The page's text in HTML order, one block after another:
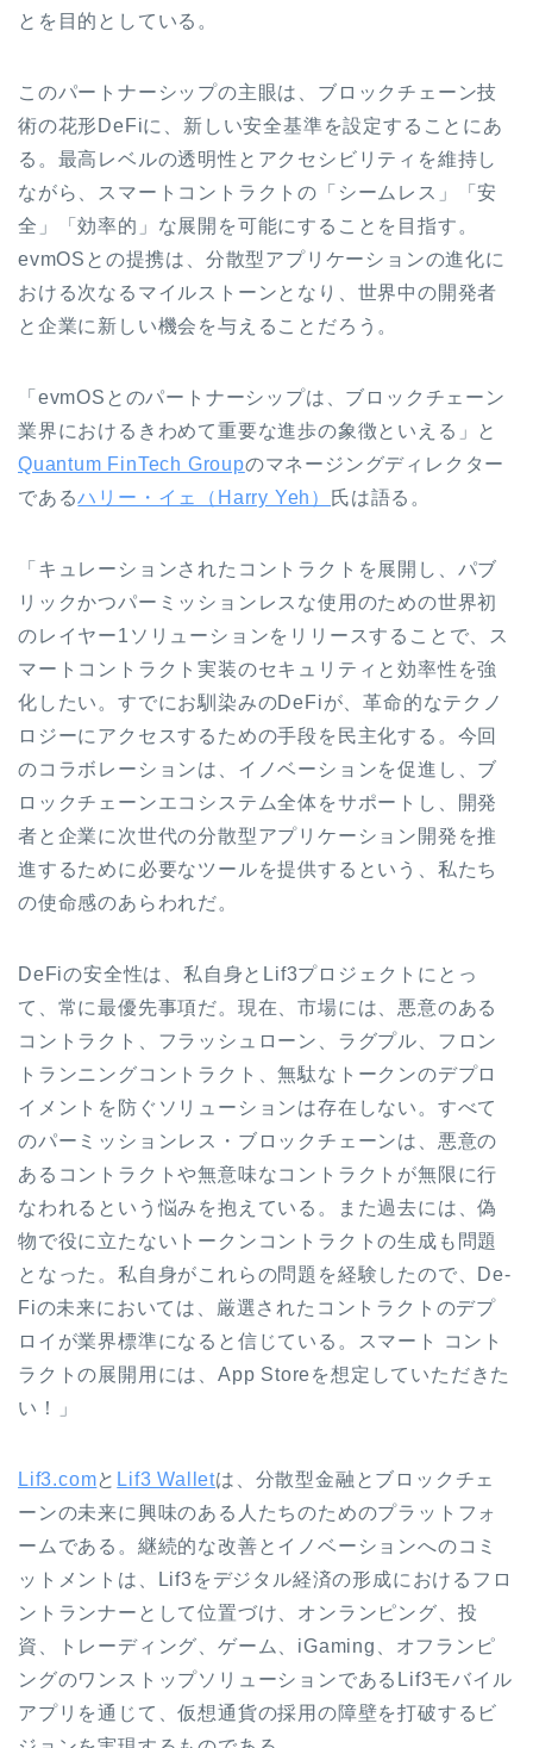
とを目的としている。
このパートナーシップの主眼は、ブロックチェーン技
術の花形DeFiに、新しい安全基準を設定することにあ
る。最高レベルの透明性とアクセシビリティを維持し
ながら、スマートコントラクトの「シームレス」「安
全」「効率的」な展開を可能にすることを目指す。
evmOSとの提携は、分散型アプリケーションの進化に
おける次なるマイルストーンとなり、世界中の開発者
と企業に新しい機会を与えることだろう。
「evmOSとのパートナーシップは、ブロックチェーン
業界におけるきわめて重要な進歩の象徴といえる」と
Quantum FinTech Groupのマネージングディレクター
であるハリー・イェ（Harry Yeh） 氏は語る。
「キュレーションされたコントラクトを展開し、パブ
リックかつパーミッションレスな使用のための世界初
のレイヤー1ソリューションをリリースすることで、ス
マートコントラクト実装のセキュリティと効率性を強
化したい。すでにお馴染みのDeFiが、革命的なテクノ
ロジーにアクセスするための手段を民主化する。今回
のコラボレーションは、イノベーションを促進し、ブ
ロックチェーンエコシステム全体をサポートし、開発
者と企業に次世代の分散型アプリケーション開発を推
進するために必要なツールを提供するという、私たち
の使命感のあらわれだ。
DeFiの安全性は、私自身とLif3プロジェクトにとっ
て、常に最優先事項だ。現在、市場には、悪意のある
コントラクト、フラッシュローン、ラグプル、フロン
トランニングコントラクト、無駄なトークンのデプロ
イメントを防ぐソリューションは存在しない。すべて
のパーミッションレス・ブロックチェーンは、悪意の
あるコントラクトや無意味なコントラクトが無限に行
なわれるという悩みを抱えている。また過去には、偽
物で役に立たないトークンコントラクトの生成も問題
となった。私自身がこれらの問題を経験したので、De-
Fiの未来においては、厳選されたコントラクトのデプ
ロイが業界標準になると信じている。スマート コント
ラクトの展開用には、App Storeを想定していただきた
い！」
Lif3.comと Lif3 Walletは、分散型金融とブロックチェ
ーンの未来に興味のある人たちのためのプラットフォ
ームである。継続的な改善とイノベーションへのコミ
ットメントは、Lif3をデジタル経済の形成におけるフロ
ントランナーとして位置づけ、オンランピング、投
資、トレーディング、ゲーム、iGaming、オフランピ
ングのワンストップソリューションであるLif3モバイル
アプリを通じて、仮想通貨の採用の障壁を打破するビ